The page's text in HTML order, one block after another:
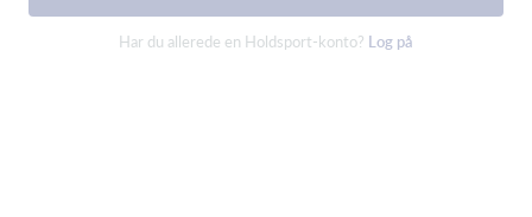
Har du allerede en Holdsport-konto? Log på